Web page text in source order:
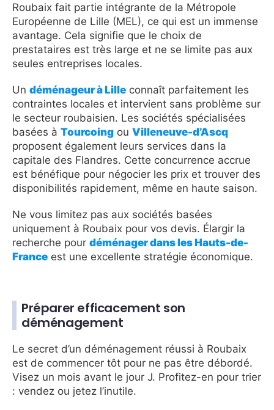
Roubaix fait partie intégrante de la Métropole
Européenne de Lille (MEL), ce qui est un immense
avantage. Cela signifie que le choix de
prestataires est très large et ne se limite pas aux
seules entreprises locales.
Un déménageur à Lille connaît parfaitement les
contraintes locales et intervient sans problème sur
le secteur roubaisien. Les sociétés spécialisées
basées à Tourcoing ou Villeneuve-d’Ascq
proposent également leurs services dans la
capitale des Flandres. Cette concurrence accrue
est bénéfique pour négocier les prix et trouver des
disponibilités rapidement, même en haute saison.
Ne vous limitez pas aux sociétés basées
uniquement à Roubaix pour vos devis. Élargir la
recherche pour déménager dans les Hauts-de-
France est une excellente stratégie économique.
Préparer efficacement son
déménagement
Le secret d’un déménagement réussi à Roubaix
est de commencer tôt pour ne pas être débordé.
Visez un mois avant le jour J. Profitez-en pour trier
: vendez ou jetez l’inutile.